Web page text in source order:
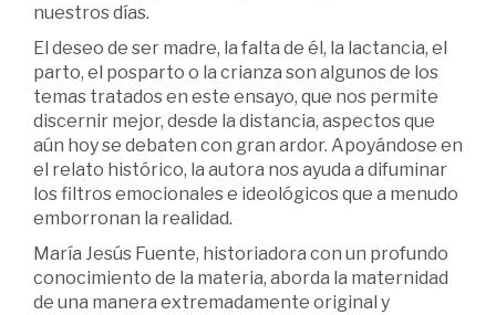
nuestros días.
El deseo de ser madre, la falta de él, la lactancia, el
parto, el posparto o la crianza son algunos de los
temas tratados en este ensayo, que nos permite
discernir mejor, desde la distancia, aspectos que
aún hoy se debaten con gran ardor. Apoyándose en
el relato histórico, la autora nos ayuda a difuminar
los filtros emocionales e ideológicos que a menudo
emborronan la realidad.
María Jesús Fuente, historiadora con un profundo
conocimiento de la materia, aborda la maternidad
de una manera extremadamente original y